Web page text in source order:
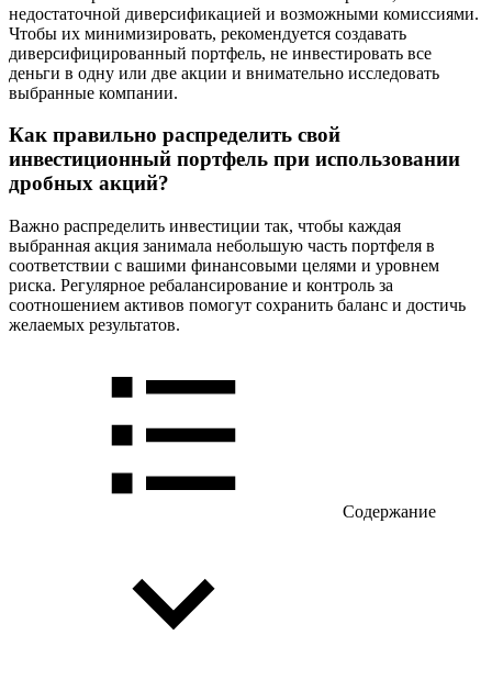
недостаточной диверсификацией и возможными комиссиями.
Чтобы их минимизировать, рекомендуется создавать
диверсифицированный портфель, не инвестировать все
деньги в одну или две акции и внимательно исследовать
выбранные компании.
Как правильно распределить свой
инвестиционный портфель при использовании
дробных акций?
Важно распределить инвестиции так, чтобы каждая
выбранная акция занимала небольшую часть портфеля в
соответствии с вашими финансовыми целями и уровнем
риска. Регулярное ребалансирование и контроль за
соотношением активов помогут сохранить баланс и достичь
желаемых результатов.
Содержание